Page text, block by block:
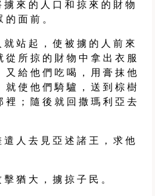
來 的 人 口 和 掠 來 的 財 物
面 前 。
站 起 ， 使 被 擄 的 人 前 來
從 所 掠 的 財 物 中 拿 出 衣 服
又 給 他 們 吃 喝 ， 用 膏 抹 他
就 使 他 們 騎 驢 ， 送 到 棕 樹
裡 ； 隨 後 就 回 撒 瑪 利 亞 去
人 去 見 亞 述 諸 王 ， 求 他
猶 大 ， 擄 掠 子 民 。